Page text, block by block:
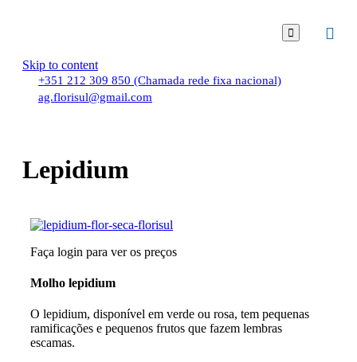

Skip to content
+351 212 309 850 (Chamada rede fixa nacional)
ag.florisul@gmail.com
Lepidium
Faça login para ver os preços
Molho lepidium
O lepidium, disponível em verde ou rosa, tem pequenas
ramificações e pequenos frutos que fazem lembras
escamas.